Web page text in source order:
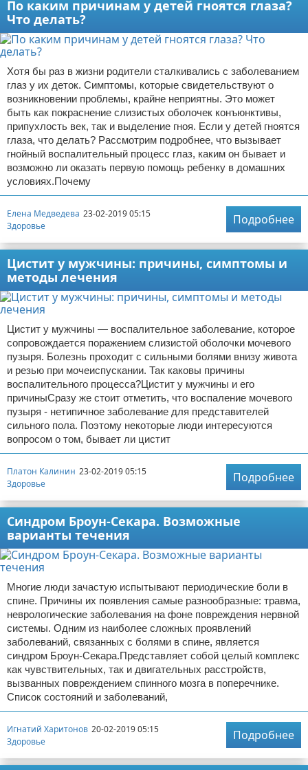
По каким причинам у детей гноятся глаза?
Что делать?
Хотя бы раз в жизни родители сталкивались с заболеванием
глаз у их деток. Симптомы, которые свидетельствуют о
возникновении проблемы, крайне неприятны. Это может
быть как покраснение слизистых оболочек конъюнктивы,
припухлость век, так и выделение гноя. Если у детей гноятся
глаза, что делать? Рассмотрим подробнее, что вызывает
гнойный воспалительный процесс глаз, каким он бывает и
возможно ли оказать первую помощь ребенку в домашних
условиях.Почему
Елена Медведева 23-02-2019 05:15
Здоровье
Подробнее
Цистит у мужчины: причины, симптомы и
методы лечения
Цистит у мужчины — воспалительное заболевание, которое
сопровождается поражением слизистой оболочки мочевого
пузыря. Болезнь проходит с сильными болями внизу живота
и резью при мочеиспускании. Так каковы причины
воспалительного процесса?Цистит у мужчины и его
причиныСразу же стоит отметить, что воспаление мочевого
пузыря - нетипичное заболевание для представителей
сильного пола. Поэтому некоторые люди интересуются
вопросом о том, бывает ли цистит
Платон Калинин 23-02-2019 05:15
Здоровье
Подробнее
Синдром Броун-Секара. Возможные
варианты течения
Многие люди зачастую испытывают периодические боли в
спине. Причины их появления самые разнообразные: травма,
неврологические заболевания на фоне повреждения нервной
системы. Одним из наиболее сложных проявлений
заболеваний, связанных с болями в спине, является
синдром Броун-Секара.Представляет собой целый комплекс
как чувствительных, так и двигательных расстройств,
вызванных повреждением спинного мозга в поперечнике.
Список состояний и заболеваний,
Игнатий Харитонов 20-02-2019 05:15
Здоровье
Подробнее